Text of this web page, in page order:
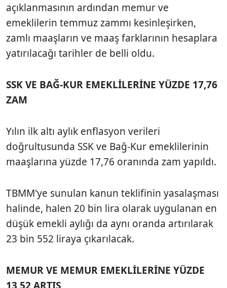
açıklanmasının ardından memur ve
emeklilerin temmuz zammı kesinleşirken,
zamlı maaşların ve maaş farklarının hesaplara
yatırılacağı tarihler de belli oldu.
SSK VE BAĞ-KUR EMEKLİLERİNE YÜZDE 17,76
ZAM
Yılın ilk altı aylık enflasyon verileri
doğrultusunda SSK ve Bağ-Kur emeklilerinin
maaşlarına yüzde 17,76 oranında zam yapıldı.
TBMM'ye sunulan kanun teklifinin yasalaşması
halinde, halen 20 bin lira olarak uygulanan en
düşük emekli aylığı da aynı oranda artırılarak
23 bin 552 liraya çıkarılacak.
MEMUR VE MEMUR EMEKLİLERİNE YÜZDE
13,52 ARTIŞ